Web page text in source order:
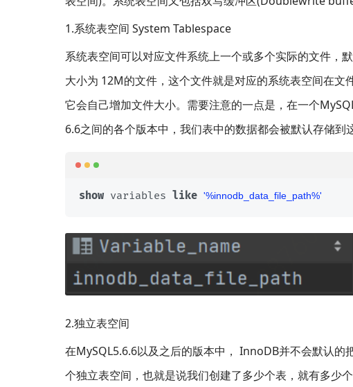
1.系统表空间 System Tablespace
系统表空间可以对应文件系统上一个或多个实际的文件，
大小为 12M的文件，这个文件就是对应的系统表空间在
它会自己增加文件大小。需要注意的一点是，在一个
6.6之间的各个版本中，我们表中的数据都会被默认存储到
show variables like '%innodb_data_file_path%'
2.独立表空间
在MySQL5.6.6以及之后的版本中， InnoDB并不会默认
个独立表空间，也就是说我们创建了多少个表，就有多少